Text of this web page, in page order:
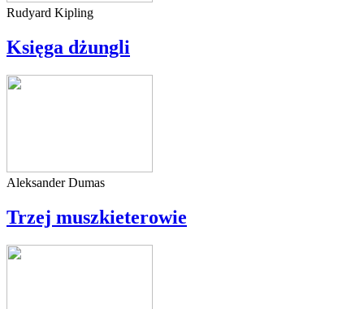
Rudyard Kipling
Księga dżungli
Aleksander Dumas
Trzej muszkieterowie